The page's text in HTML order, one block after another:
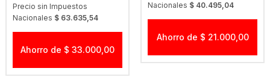
Precio sin Impuestos
Nacionales $ 63.635,54
Ahorro de $ 33.000,00
Nacionales $ 40.495,04
Ahorro de $ 21.000,00